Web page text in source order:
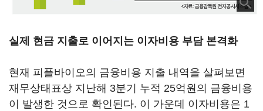
실제 현금 지출로 이어지는 이자비용 부담 본격화
현재 피플바이오의 금융비용 지출 내역을 살펴보면
재무상태표상 지난해 3분기 누적 25억원의 금융비용
이 발생한 것으로 확인된다. 이 가운데 이자비용은 1